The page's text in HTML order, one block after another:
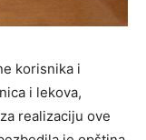
korisnika i
i lekova,
realizaciju ove